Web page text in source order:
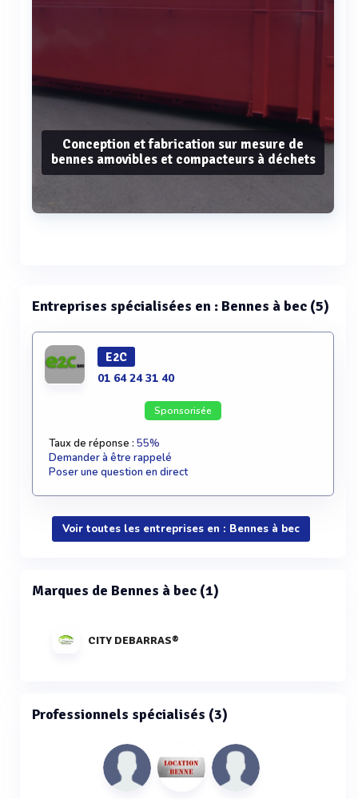
Conception et fabrication sur mesure de
bennes amovibles et compacteurs à déchets
Entreprises spécialisées en : Bennes à bec (5)
E2C
01 64 24 31 40
Sponsorisée
Taux de réponse : 55%
Demander à être rappelé
Poser une question en direct
Voir toutes les entreprises en : Bennes à bec
Marques de Bennes à bec (1)
CITY DEBARRAS®
Professionnels spécialisés (3)